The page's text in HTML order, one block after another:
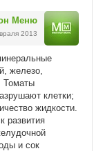
Меню
2013
железо,
Томаты
клетки;
жидкости.
развития
и сок